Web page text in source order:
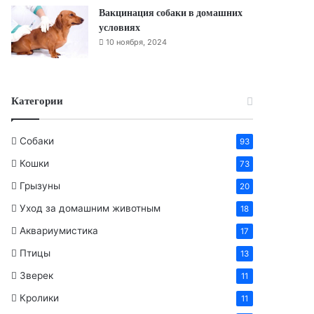
Вакцинация собаки в домашних
условиях
10 ноября, 2024
Категории
Собаки 93
Кошки 73
Грызуны 20
Уход за домашним животным 18
Аквариумистика 17
Птицы 13
Зверек 11
Кролики 11